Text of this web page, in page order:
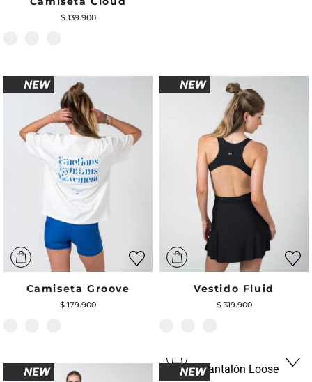
$ 139.900
Camiseta Groove
$ 179.900
Vestido Fluid
$ 319.900